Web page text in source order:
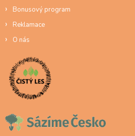
Bonusový program
Reklamace
O nás